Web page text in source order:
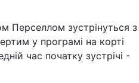
Перселлом зустрінуться з
у програмі на корті
час початку зустрічі -